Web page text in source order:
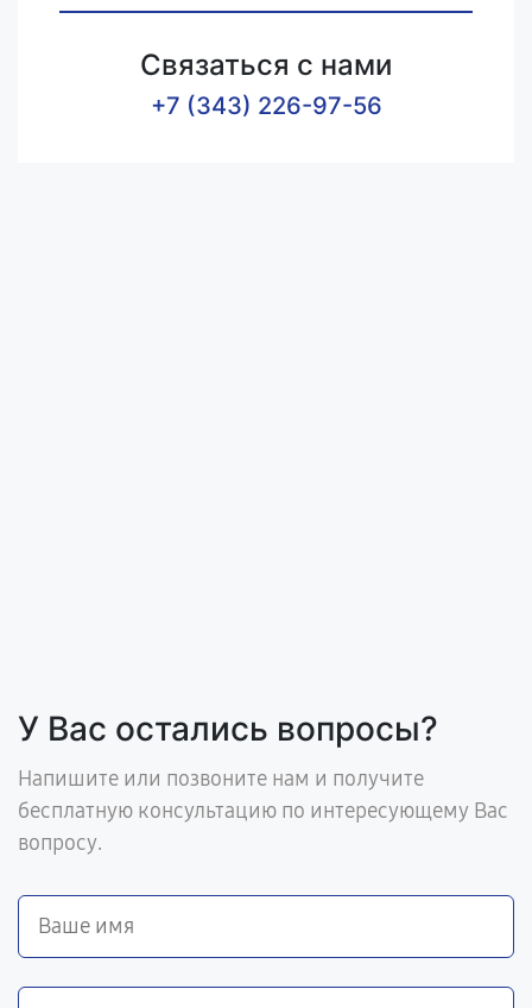
Связаться с нами
+7 (343) 226-97-56
У Вас остались вопросы?
Напишите или позвоните нам и получите
бесплатную консультацию по интересующему Вас
вопросу.